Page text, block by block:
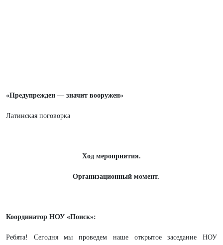
«Предупрежден — значит вооружен»
Латинская поговорка
Ход мероприятия.
Организационный момент.
Координатор НОУ «Поиск»:
Ребята! Сегодня мы проведем наше открытое заседание НОУ